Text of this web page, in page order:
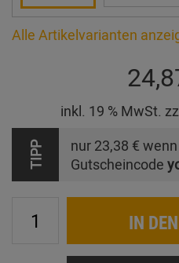
Alle Artikelvarianten
inkl. 19 % MwSt.
TIPP nur 23,38 €
Gutscheincode
IN